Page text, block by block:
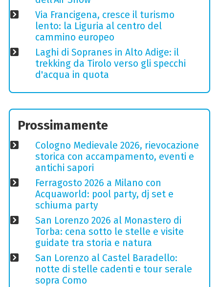
Via Francigena, cresce il turismo
lento: la Liguria al centro del
cammino europeo
Laghi di Sopranes in Alto Adige: il
trekking da Tirolo verso gli specchi
d'acqua in quota
Prossimamente
Cologno Medievale 2026, rievocazione
storica con accampamento, eventi e
antichi sapori
Ferragosto 2026 a Milano con
Acquaworld: pool party, dj set e
schiuma party
San Lorenzo 2026 al Monastero di
Torba: cena sotto le stelle e visite
guidate tra storia e natura
San Lorenzo al Castel Baradello:
notte di stelle cadenti e tour serale
sopra Como